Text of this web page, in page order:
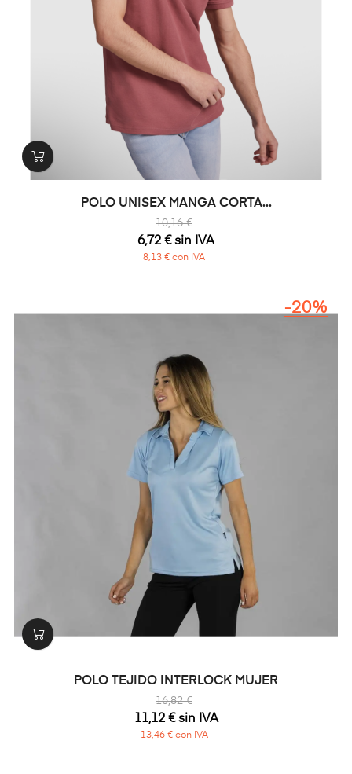
POLO UNISEX MANGA CORTA...
10,16 €
6,72 € sin IVA
8,13 € con IVA
POLO TEJIDO INTERLOCK MUJER
16,82 €
-20%
11,12 € sin IVA
13,46 € con IVA